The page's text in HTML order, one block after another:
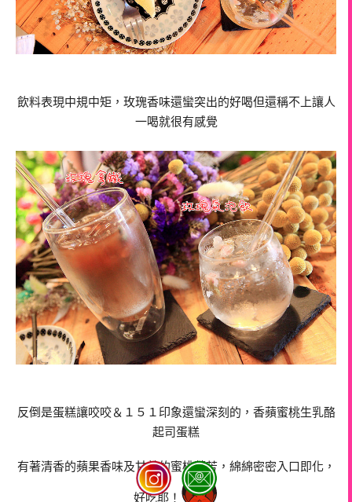
飲料表現中規中矩，玫瑰香味還蠻突出的好喝但還稱不上讓人
一喝就很有感覺
反倒是蛋糕讓咬咬＆１５１印象還蠻深刻的，香蘋蜜桃生乳酪
起司蛋糕
有著清香的蘋果香味及甘美的蜜桃芬芳，綿綿密密入口即化，
好吃耶！